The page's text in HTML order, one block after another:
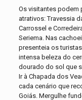
Os visitantes podem
atrativos: Travessia
Carrossel e
Seriema. Nas
presenteia os
intensa beleza do
dourado do sol que
Ir à Chapada dos
cada cenário que
Goiás. Mergulhe